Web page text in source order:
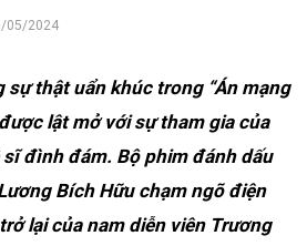
05/2024
sự thật uẩn khúc trong “Án mạng
lật mở với sự tham gia của
đình đám. Bộ phim đánh dấu
Bích Hữu chạm ngõ điện
lại của nam diễn viên Trương